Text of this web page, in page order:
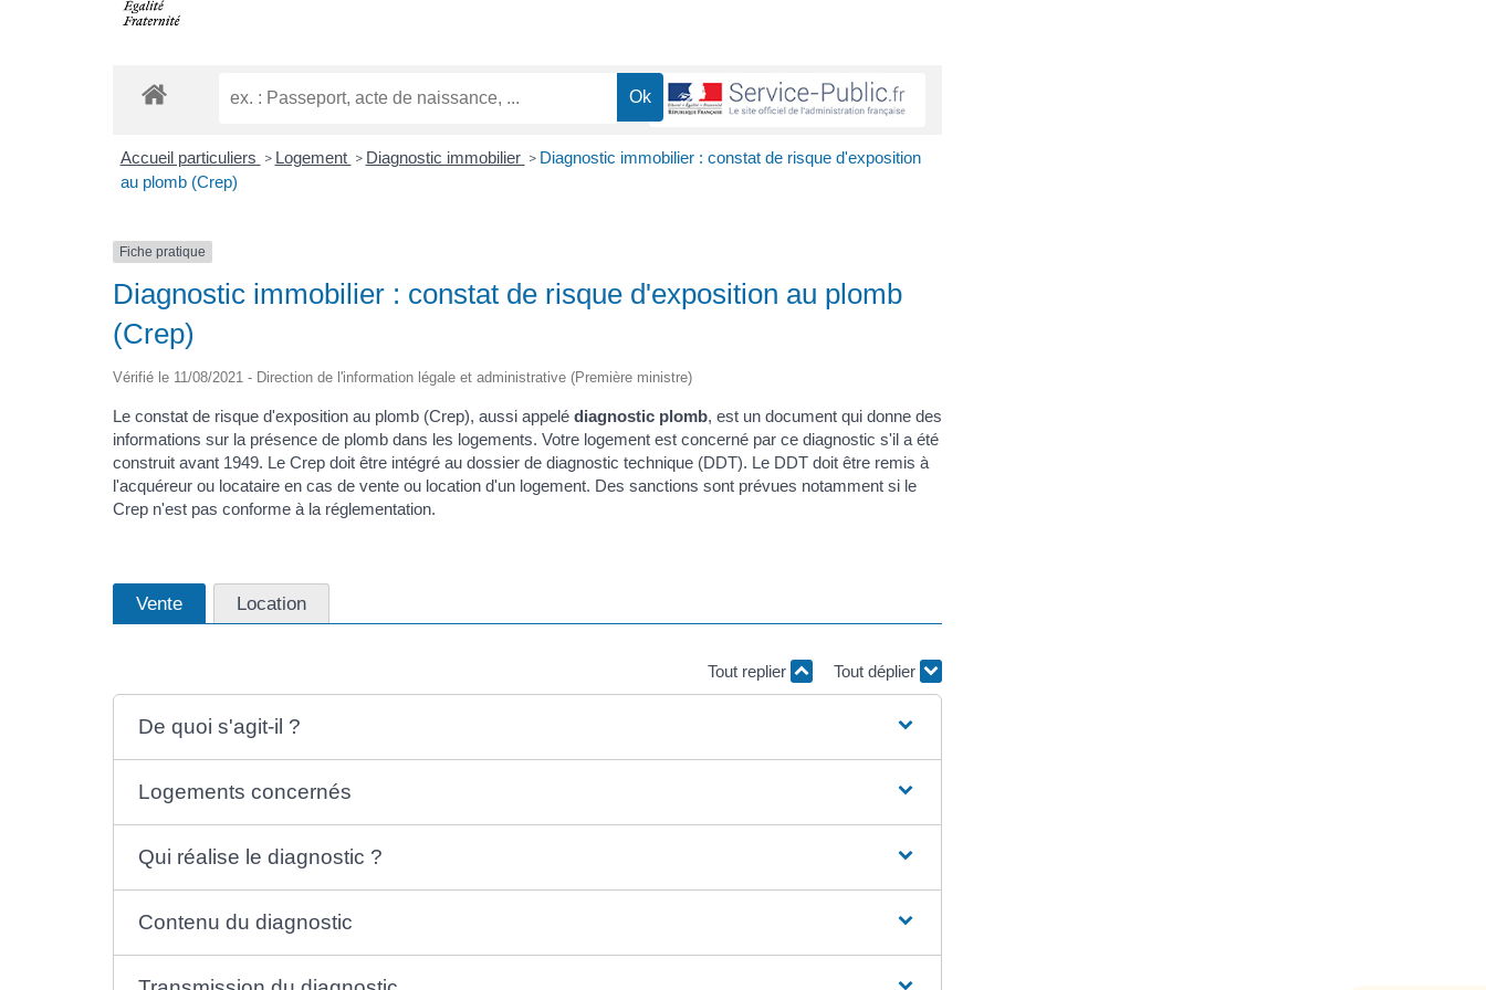
Accueil particuliers > Logement > Diagnostic immobilier > Diagnostic immobilier : constat de risque d'exposition
au plomb (Crep)
Fiche pratique
Diagnostic immobilier : constat de risque d'exposition au plomb
(Crep)
Vérifié le 11/08/2021 - Direction de l'information légale et administrative (Première ministre)
Le constat de risque d'exposition au plomb (Crep), aussi appelé diagnostic plomb, est un document qui donne des
informations sur la présence de plomb dans les logements. Votre logement est concerné par ce diagnostic s'il a été
construit avant 1949. Le Crep doit être intégré au dossier de diagnostic technique (DDT). Le DDT doit être remis à
l'acquéreur ou locataire en cas de vente ou location d'un logement. Des sanctions sont prévues notamment si le
Crep n'est pas conforme à la réglementation.
Vente Location
Tout replier Tout déplier
De quoi s'agit-il ?
Logements concernés
Qui réalise le diagnostic ?
Contenu du diagnostic